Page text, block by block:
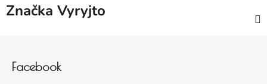
Značka Vyryjto
Facebook